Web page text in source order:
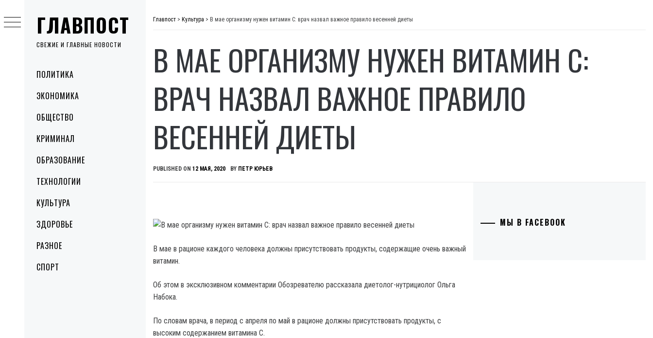
ГЛАВПОСТ
СВЕЖИЕ И ГЛАВНЫЕ НОВОСТИ
MenuПОЛИТИКА
ЭКОНОМИКА
ОБЩЕСТВО
КРИМИНАЛ
ОБРАЗОВАНИЕ
ТЕХНОЛОГИИ
КУЛЬТУРА
ЗДОРОВЬЕ
РАЗНОЕ
СПОРТ
to
content
Главпост > Культура > В мае организму нужен витамин С: врач назвал важное правило весенней диеты
В МАЕ ОРГАНИЗМУ НУЖЕН ВИТАМИН С:
ВРАЧ НАЗВАЛ ВАЖНОЕ ПРАВИЛО
ВЕСЕННЕЙ ДИЕТЫ
PUBLISHED ON 12 МАЯ, 2020 BY ПЕТР ЮРЬЕВ
В мае в рационе каждого человека должны присутствовать продукты, содержащие очень важный
витамин.
Об этом в эксклюзивном комментарии Обозревателю рассказала диетолог-нутрициолог Ольга
Набока.
По словам врача, в период с апреля по май в рационе должны присутствовать продукты, с
высоким содержанием витамина С.
МЫ В FACEBOOK